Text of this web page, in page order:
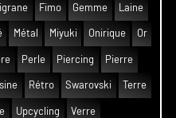
Fimo Gemme Laine
Métal Miyuki Onirique Or
Perle Piercing Pierre
Rétro Swarovski Terre
Upcycling Verre